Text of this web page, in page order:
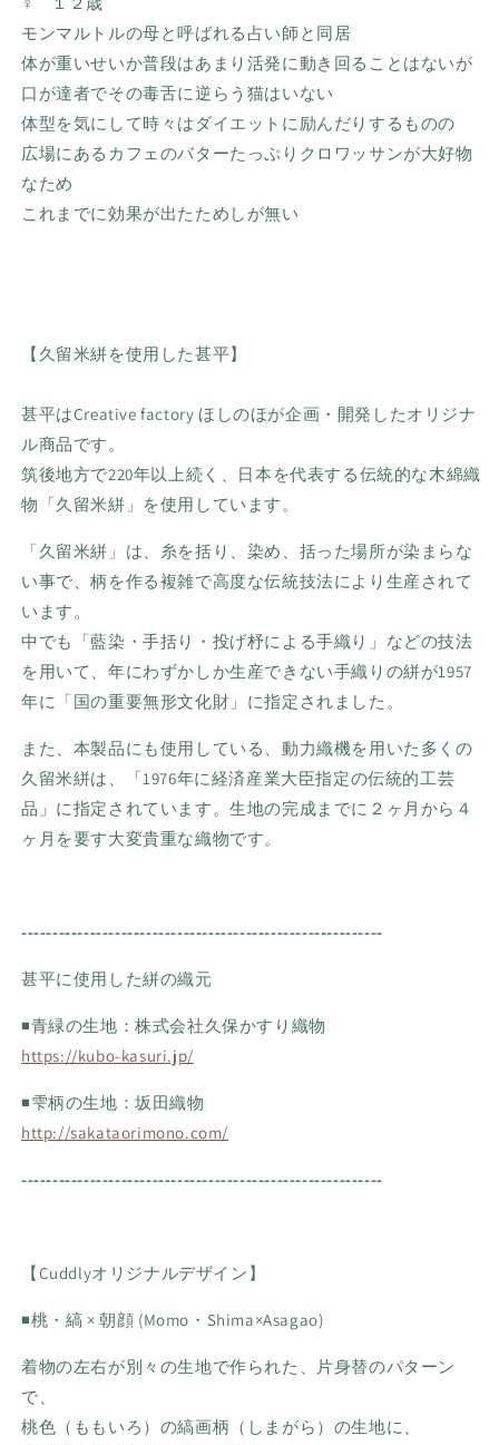
モンマルトルの母と呼ばれる占い師と同居
体が重いせいか普段はあまり活発に動き回ることはないが
口が達者でその毒舌に逆らう猫はいない
体型を気にして時々はダイエットに励んだりするものの
広場にあるカフェのバターたっぷりクロワッサンが大好物
なため
これまでに効果が出たためしが無い
【久留米絣を使用した甚平】
甚平はCreative factory ほしのほが企画・開発したオリジナ
ル商品です。
筑後地方で220年以上続く、日本を代表する伝統的な木綿織
物「久留米絣」を使用しています。
「久留米絣」は、糸を括り、染め、括った場所が染まらな
い事で、柄を作る複雑で高度な伝統技法により生産されて
います。
中でも「藍染・手括り・投げ杼による手織り」などの技法
を用いて、年にわずかしか生産できない手織りの絣が1957
年に「国の重要無形文化財」に指定されました。
また、本製品にも使用している、動力織機を用いた多くの
久留米絣は、「1976年に経済産業大臣指定の伝統的工芸
品」に指定されています。生地の完成までに２ヶ月から４
ヶ月を要す大変貴重な織物です。
----------------------------------------------------------
甚平に使用した絣の織元
◾️青緑の生地：株式会社久保かすり織物
https://kubo-kasuri.jp/
◾️雫柄の生地：坂田織物
http://sakataorimono.com/
----------------------------------------------------------
【Cuddlyオリジナルデザイン】
◾️桃・縞 × 朝顔 (Momo・Shima×Asagao)
着物の左右が別々の生地で作られた、片身替のパターン
で、
桃色（ももいろ）の縞画柄（しまがら）の生地に、